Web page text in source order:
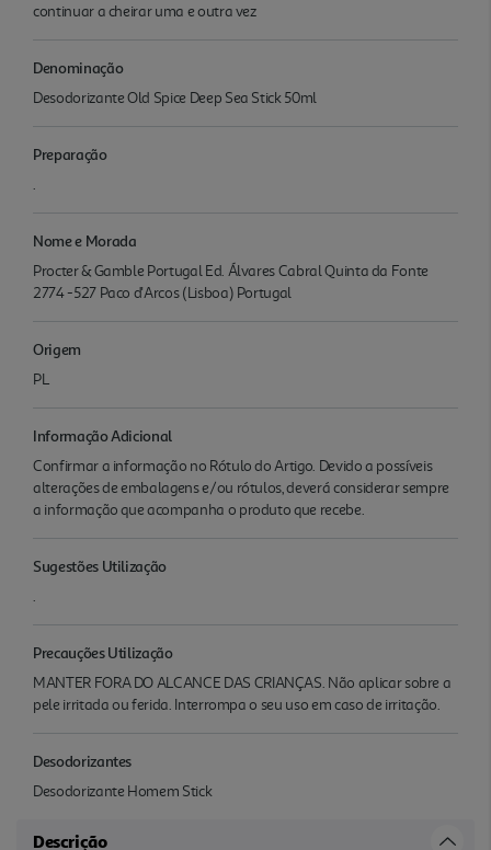
continuar a cheirar uma e outra vez
Denominação
Desodorizante Old Spice Deep Sea Stick 50ml
Preparação
.
Nome e Morada
Procter & Gamble Portugal Ed. Álvares Cabral Quinta da Fonte
2774 -527 Paco d'Arcos (Lisboa) Portugal
Origem
PL
Informação Adicional
Confirmar a informação no Rótulo do Artigo. Devido a possíveis
alterações de embalagens e/ou rótulos, deverá considerar sempre
a informação que acompanha o produto que recebe.
Sugestões Utilização
.
Precauções Utilização
MANTER FORA DO ALCANCE DAS CRIANÇAS. Não aplicar sobre a
pele irritada ou ferida. Interrompa o seu uso em caso de irritação.
Desodorizantes
Desodorizante Homem Stick
Descrição